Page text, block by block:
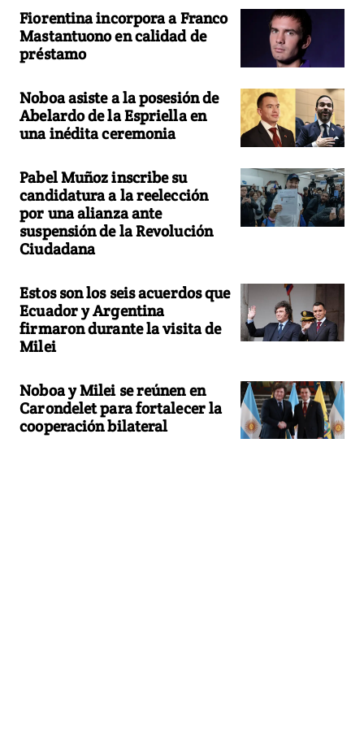
Fiorentina incorpora a Franco
Mastantuono en calidad de
préstamo
Noboa asiste a la posesión de
Abelardo de la Espriella en
una inédita ceremonia
Pabel Muñoz inscribe su
candidatura a la reelección
por una alianza ante
suspensión de la Revolución
Ciudadana
Estos son los seis acuerdos que
Ecuador y Argentina
firmaron durante la visita de
Milei
Noboa y Milei se reúnen en
Carondelet para fortalecer la
cooperación bilateral